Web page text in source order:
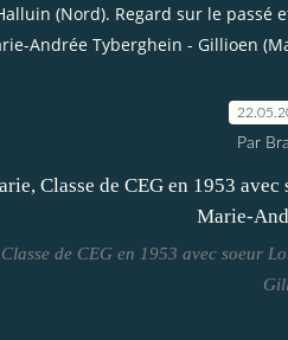
(Nord). Regard sur le passé
Andrée Tyberghein - Gillioen
Par
de CEG en 1953 avec soeur